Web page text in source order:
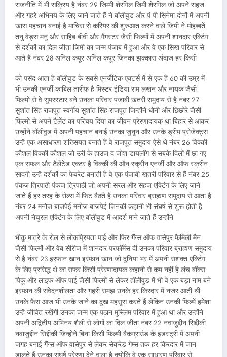
राजनीति में भी सक्रिय हैं नंबर 29 जिम्मी शेरगिल जिमी शेरगिल जो अपने सहज
और गहरे अभिनय के लिए जाने जाते हैं ने बॉलीवुड और पं पी सिनेमा दोनों में अपनी
खास पहचान बनाई है माचिस से करियर की शुरुआत करने वाले जिमी ने मोहब्बतें
तनु वेड्स मनु और साहिब बीवी और गैंगस्टर जैसी फिल्मों में अपनी शानदार एक्टिंग
से दर्शकों का दिल जीता जिमी का जन्म पंजाब में हुआ और वे एक सिख परिवार से
आते हैं नंबर 28 अनिल कपूर अनिल कपूर जिनका झक्कास अंदाज हर किसी
को पसंद आता है बॉलीवुड के सबसे एनर्जेटिक एक्टर्स में से एक हैं 60 की उम्र में
भी उनकी एनर्जी काबिल तारीफ है मिस्टर इंडिया राम लखन और नायक जैसी
फिल्मों से वे सुपरस्टार बने उनका परिवार पंजाबी खतरी समुदाय से है नंबर 27
सुशांत सिंह राजपूत स्वर्गीय सुशांत सिंह राजपूत जिन्होंने धोनी और छिछोरे जैसी
फिल्मों से अपने टैलेंट का परिचय दिया का जीवन प्रेरणादायक था बिहार से आकर
उन्होंने बॉलीवुड में अपनी पहचान बनाई उनका जुनून और उनके ड्रीम प्रोजेक्ट्स
उन्हें एक असाधारण शख्सियत बनाते हैं वे राजपूत समुदाय ऐसे थे नंबर 26 विक्की
कौशल विक्की कौशल जो उरी के हाउज द जोश डायलॉग से सबके दिलों में छा गए
एक सफल और टैलेंटेड एक्टर है विक्की की ऑन स्क्रीन एनर्जी और ऑफ स्क्रीन
सादगी उन्हें दर्शकों का फेवरेट बनाती है वे एक पंजाबी खतरी परिवार से हैं नंबर 25
पंकज त्रिपाठी पंकज त्रिपाठी जो अपनी सरल और सहज एक्टिंग के लिए जाने
जाते हैं हर तरह के रोल्स में फिट बैठते हैं उनका परिवार ब्राह्मण समुदाय से आता है
नंबर 24 मनोज बाजपेई मनोज बाजपेई जिनकी कहानी भी संघर्ष से शुरू होती है
अपनी नेचुरल एक्टिंग के लिए बॉलीवुड में आदर्श माने जाते हैं उन्होंने
भीकू मात्रे के रोल से लोकप्रियता पाई और फिर गैंग्स ऑफ वासेपुर फैमिली मैन
जैसी फिल्मों और वेब सीरीज में शानदार परफॉर्मेंस दी उनका परिवार ब्राह्मण समुदाय
से है नंबर 23 इरफान खान इरफान खान जो दुनिया भर में अपनी सशक्त एक्टिंग
के लिए प्रसिद्ध थे का सफर किसी प्रेरणादायक कहानी से कम नहीं है लंच बॉक्स
पिकू और लाइफ ऑफ पाई जैसी फिल्मों से लेकर हॉलीवुड में भी वे एक बड़ा नाम बने
इरफान की संवेदनशीलता और गहरी समझ उनके हर किरदार में नजर आती थी
उनके फैंस आज भी उनके जाने का दुख महसूस करते हैं लेकिन उनकी फिल्में हमेशा
उन्हें जीवित रखेंगी उनका जन्म एक पठान मुस्लिम परिवार में हुआ था और उन्होंने
अपनी अद्वितीय अभिनय शैली से लोगों का दिल जीता नंबर 22 नवाजुद्दीन सिद्दीकी
नवाजुद्दीन सिद्दीकी जिन्होंने बिना किसी फिल्मी बैकग्राउंड के इंडस्ट्री में अपनी
जगह बनाई गैंग्स ऑफ वासेपुर से लेकर सेक्रेड गेम्स तक हर किरदार में जान